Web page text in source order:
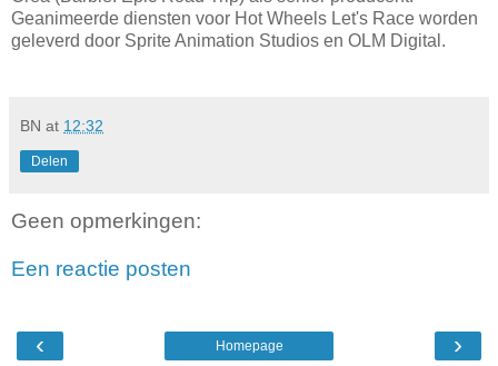
Geanimeerde diensten voor Hot Wheels Let's Race worden
geleverd door Sprite Animation Studios en OLM Digital.
BN at 12:32
Delen
Geen opmerkingen:
Een reactie posten
‹ ›
Homepage